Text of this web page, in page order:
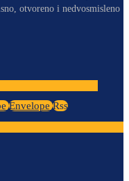
otvoreno i nedvosmisleno
Envelope Rss